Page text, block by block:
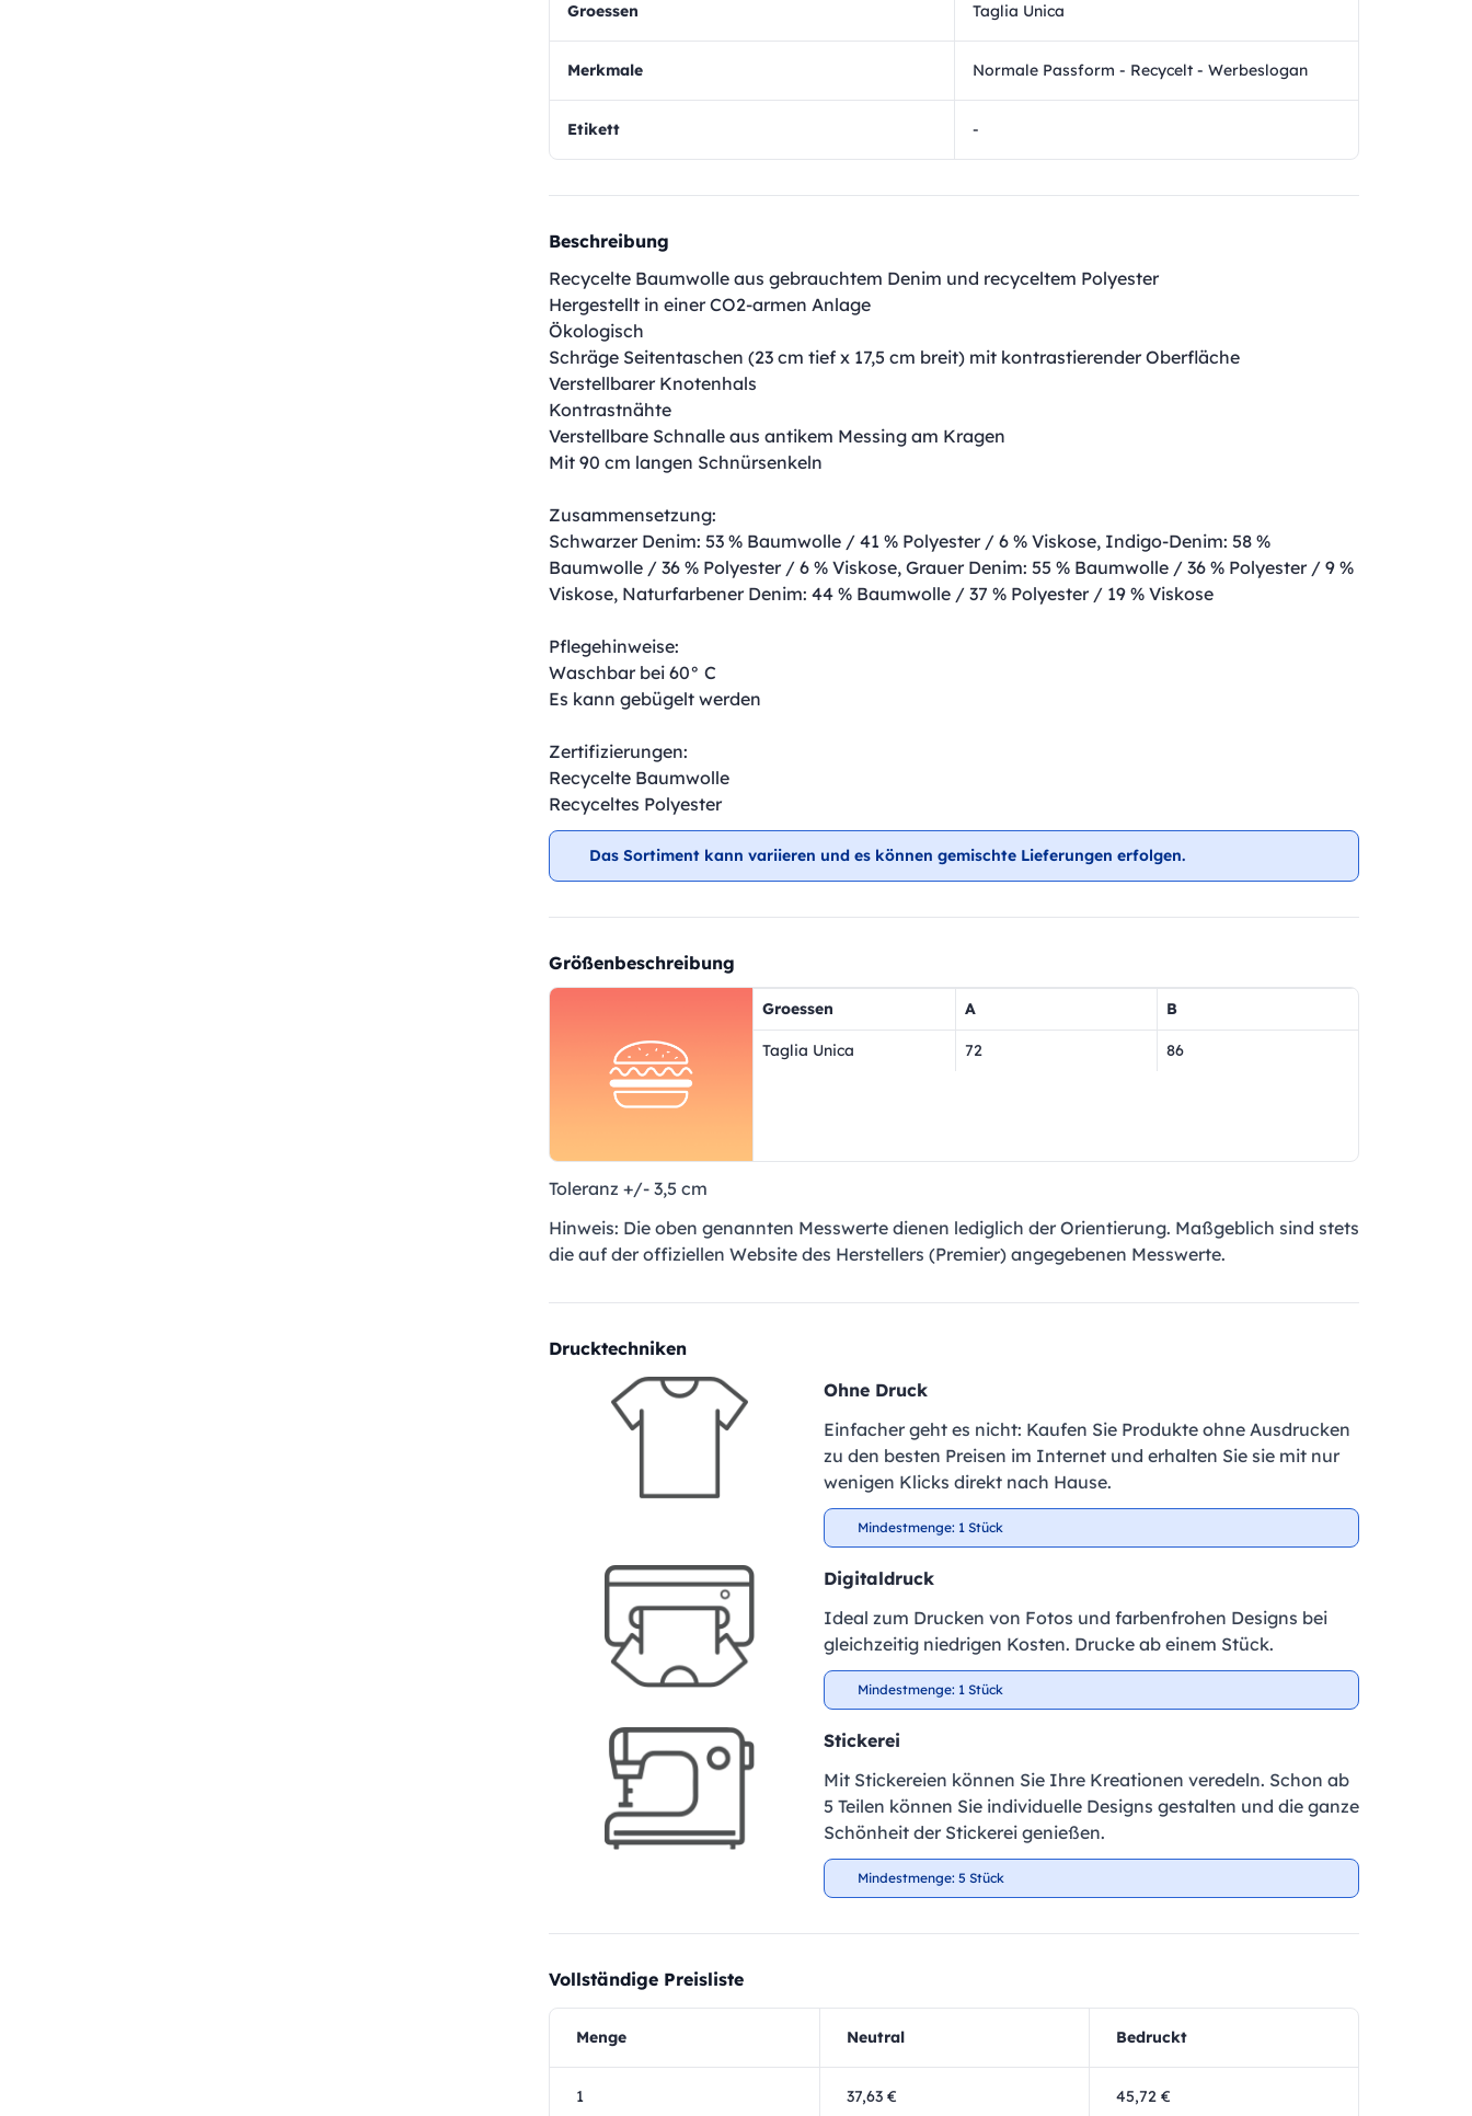
Groessen Taglia Unica
Merkmale Normale Passform - Recycelt - Werbeslogan
Etikett -
Beschreibung
Recycelte Baumwolle aus gebrauchtem Denim und recyceltem Polyester
Hergestellt in einer CO2-armen Anlage
Ökologisch
Schräge Seitentaschen (23 cm tief x 17,5 cm breit) mit kontrastierender Oberfläche
Verstellbarer Knotenhals
Kontrastnähte
Verstellbare Schnalle aus antikem Messing am Kragen
Mit 90 cm langen Schnürsenkeln
Zusammensetzung:
Schwarzer Denim: 53 % Baumwolle / 41 % Polyester / 6 % Viskose, Indigo-Denim: 58 %
Baumwolle / 36 % Polyester / 6 % Viskose, Grauer Denim: 55 % Baumwolle / 36 % Polyester / 9 %
Viskose, Naturfarbener Denim: 44 % Baumwolle / 37 % Polyester / 19 % Viskose
Pflegehinweise:
Waschbar bei 60° C
Es kann gebügelt werden
Zertifizierungen:
Recycelte Baumwolle
Recyceltes Polyester
Das Sortiment kann variieren und es können gemischte Lieferungen erfolgen.
Größenbeschreibung
Groessen A B
Taglia Unica 72 86
Toleranz +/- 3,5 cm
Hinweis: Die oben genannten Messwerte dienen lediglich der Orientierung. Maßgeblich sind stets
die auf der offiziellen Website des Herstellers (Premier) angegebenen Messwerte.
Drucktechniken
Ohne Druck
Einfacher geht es nicht: Kaufen Sie Produkte ohne Ausdrucken
zu den besten Preisen im Internet und erhalten Sie sie mit nur
wenigen Klicks direkt nach Hause.
Mindestmenge: 1 Stück
Digitaldruck
Ideal zum Drucken von Fotos und farbenfrohen Designs bei
gleichzeitig niedrigen Kosten. Drucke ab einem Stück.
Mindestmenge: 1 Stück
Stickerei
Mit Stickereien können Sie Ihre Kreationen veredeln. Schon ab
5 Teilen können Sie individuelle Designs gestalten und die ganze
Schönheit der Stickerei genießen.
Mindestmenge: 5 Stück
Vollständige Preisliste
Menge Neutral Bedruckt
1 37,63 € 45,72 €